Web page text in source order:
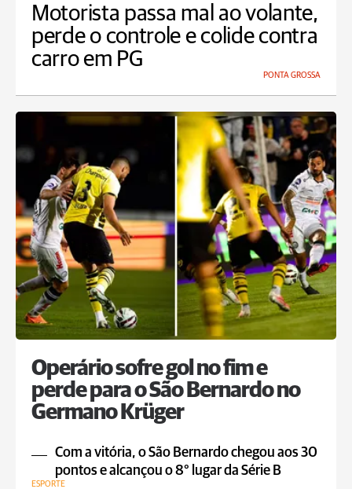
Motorista passa mal ao volante,
perde o controle e colide contra
carro em PG
PONTA GROSSA
Operário sofre gol no fim e
perde para o São Bernardo no
Germano Krüger
Com a vitória, o São Bernardo chegou aos 30
pontos e alcançou o 8° lugar da Série B
ESPORTE